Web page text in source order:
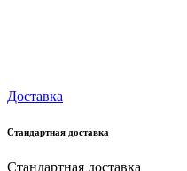
Доставка
Стандартная доставка
Стандартная доставка